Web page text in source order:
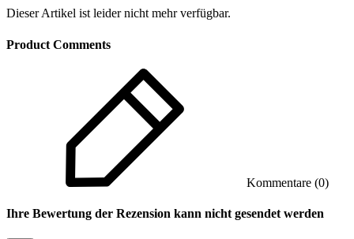
Dieser Artikel ist leider nicht mehr verfügbar.
Product Comments
Kommentare (0)
Ihre Bewertung der Rezension kann nicht gesendet werden